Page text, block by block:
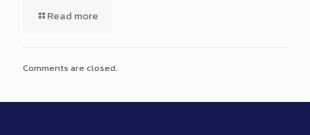
Read more
Comments are closed.